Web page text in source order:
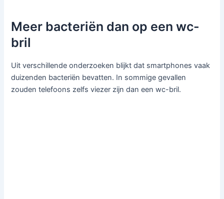
Meer bacteriën dan op een wc-
bril
Uit verschillende onderzoeken blijkt dat smartphones vaak
duizenden bacteriën bevatten. In sommige gevallen
zouden telefoons zelfs viezer zijn dan een wc-bril.